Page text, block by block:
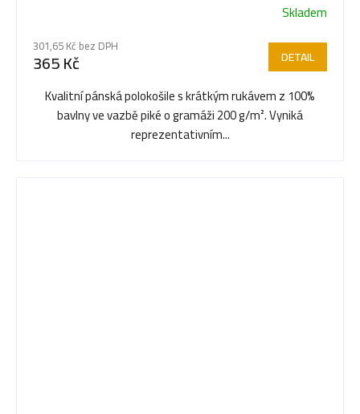
hodnocení
produktu
je
3,5
Skladem
301,65 Kč bez DPH
365 Kč DETAIL
Kvalitní pánská polokošile s krátkým rukávem z 100%
bavlny ve vazbě piké o gramáži 200 g/m². Vyniká
reprezentativním...